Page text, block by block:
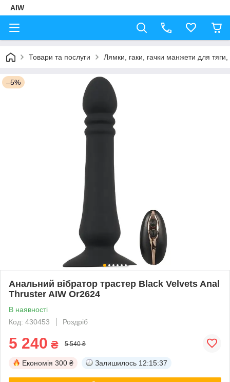
AIW
Товари та послуги Лямки, гаки, гачки манжети для
–5%
Анальний вібратор трастер Black Velvets Anal
Thruster AIW Or2624
В наявності
Код: 430453
Роздріб
5 240 ₴ 5 540 ₴
Економія 300 ₴ Залишилось 12:15:36